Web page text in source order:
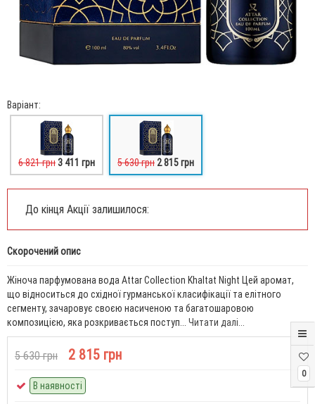
0
Варіант:
6 821 грн3 411 грн 5 630 грн 2 815 грн
До кінця Акції залишилося:
Скорочений опис
Жіноча парфумована вода Attar Collection Khaltat Night Цей аромат,
що відноситься до східної гурманської класифікації та елітного
сегменту, зачаровує своєю насиченою та багатошаровою
композицією, яка розкривається поступ... Читати далі...
5 630 грн 2 815 грн
В наявності